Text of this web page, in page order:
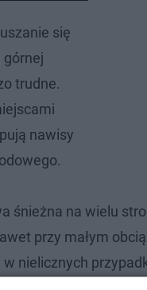
się
górnej
trudne.
nawisy
śnieżna na wielu
przy małym
nielicznych